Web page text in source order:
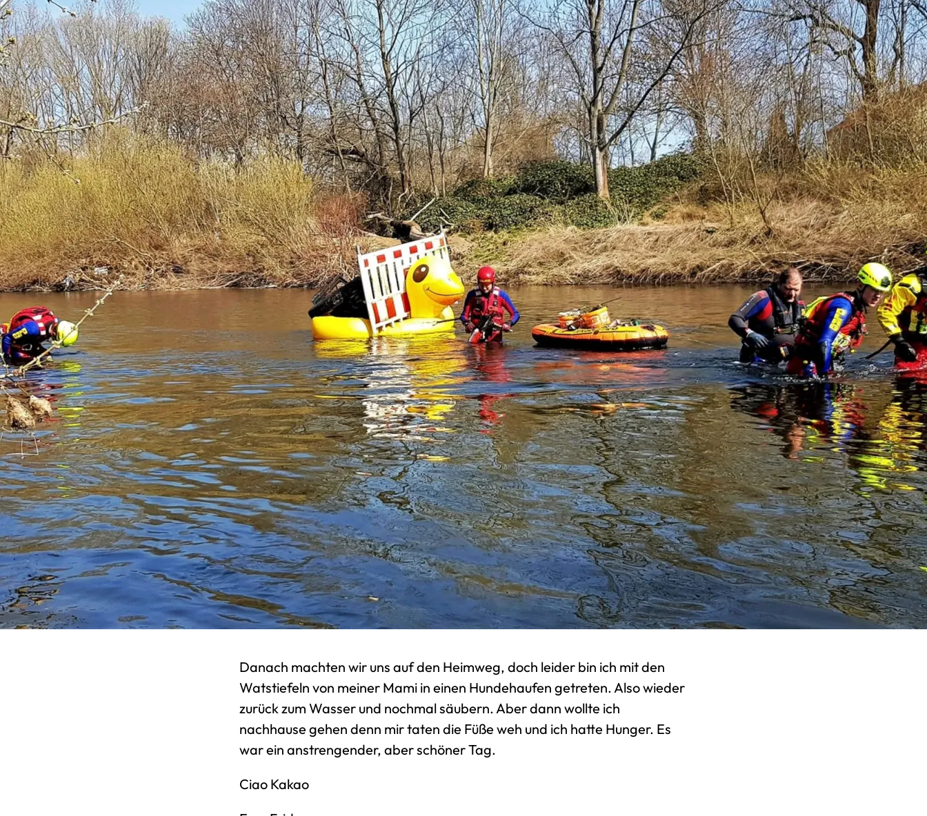
Danach machten wir uns auf den Heimweg, doch leider bin ich mit den
Watstiefeln von meiner Mami in einen Hundehaufen getreten. Also wieder
zurück zum Wasser und nochmal säubern. Aber dann wollte ich
nachhause gehen denn mir taten die Füße weh und ich hatte Hunger. Es
war ein anstrengender, aber schöner Tag.
Ciao Kakao